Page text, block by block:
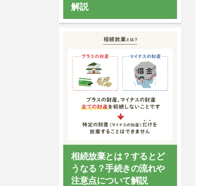
解説
相続放棄とは？するとど
うなる？手続きの流れや
注意点について解説